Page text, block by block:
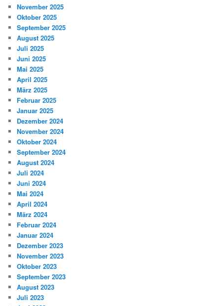
November 2025
Oktober 2025
September 2025
August 2025
Juli 2025
Juni 2025
Mai 2025
April 2025
März 2025
Februar 2025
Januar 2025
Dezember 2024
November 2024
Oktober 2024
September 2024
August 2024
Juli 2024
Juni 2024
Mai 2024
April 2024
März 2024
Februar 2024
Januar 2024
Dezember 2023
November 2023
Oktober 2023
September 2023
August 2023
Juli 2023